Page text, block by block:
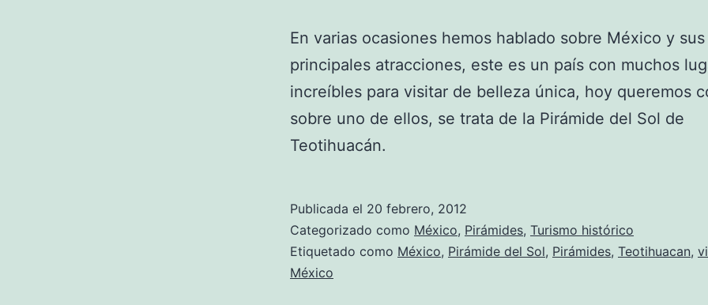
En varias ocasiones hemos hablado sobre México y sus
principales atracciones, este es un país con muchos
increíbles para visitar de belleza única, hoy queremos
sobre uno de ellos, se trata de la Pirámide del Sol de
Teotihuacán.
Publicada el 20 febrero, 2012
Categorizado como México, Pirámides, Turismo histórico
Etiquetado como México, Pirámide del Sol, Pirámides, Teotihuacan,
México